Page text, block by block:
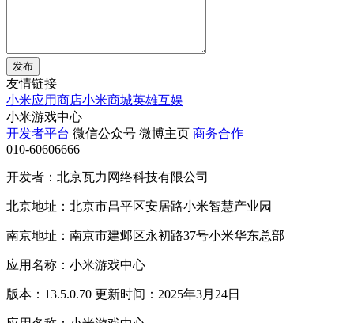
发布
友情链接
小米应用商店小米商城英雄互娱
小米游戏中心
开发者平台 微信公众号 微博主页 商务合作
010-60606666
开发者：北京瓦力网络科技有限公司
北京地址：北京市昌平区安居路小米智慧产业园
南京地址：南京市建邺区永初路37号小米华东总部
应用名称：小米游戏中心
版本：13.5.0.70 更新时间：2025年3月24日